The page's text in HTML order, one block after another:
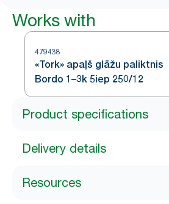
Works with
479438
«Tork» apaļš glāžu paliktnis
Bordo 1–3k 5iep 250/12
Product specifications
Delivery details
Resources